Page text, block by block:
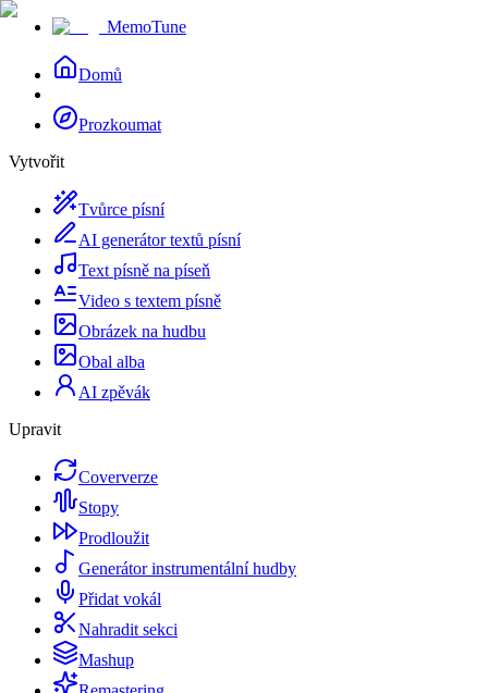
MemoTune
Domů
Prozkoumat
Vytvořit
Tvůrce písní
AI generátor textů písní
Text písně na píseň
Video s textem písně
Obrázek na hudbu
Obal alba
AI zpěvák
Upravit
Coververze
Stopy
Prodloužit
Generátor instrumentální hudby
Přidat vokál
Nahradit sekci
Mashup